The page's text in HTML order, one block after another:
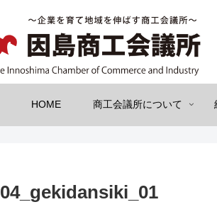
HOME 商工会議所について
04_gekidansiki_01